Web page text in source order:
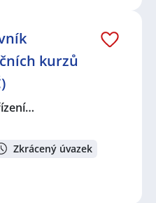
kurzů
Zkrácený úvazek